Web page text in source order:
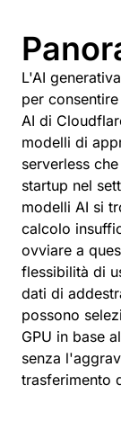
L'AI
per
AI di
modelli di
serverless
startup nel
modelli AI si
calcolo
ovviare a
flessibilità di
dati di
possono
GPU in base
senza
trasferimento